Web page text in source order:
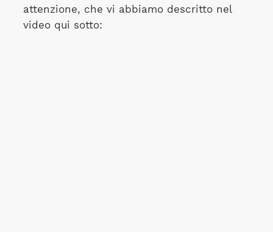
attenzione, che vi abbiamo descritto nel
video qui sotto: